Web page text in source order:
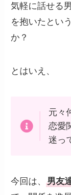
気軽に話せる
を抱いたとい
か？
とはいえ、
元々
恋愛
迷っ
今回は、男友